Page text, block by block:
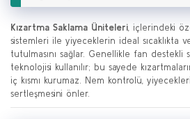
Kızartma Saklama Üniteleri , içlerindeki
sistemleri ile yiyeceklerin ideal sıcaklıkta
tutulmasını sağlar. Genellikle fan destekli
teknolojisi kullanılır; bu sayede
iç kısmı kurumaz. Nem kontrolü,
sertleşmesini önler.